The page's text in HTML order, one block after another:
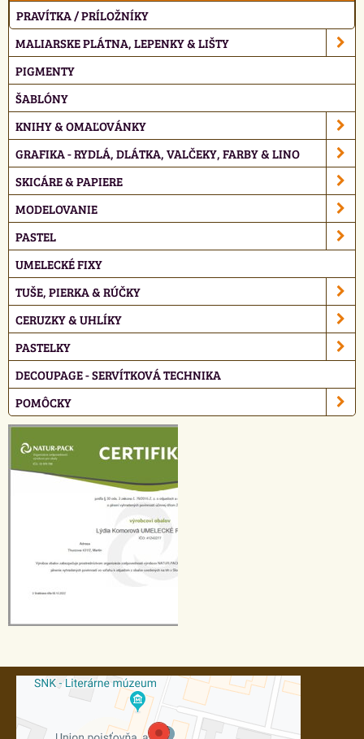
PRAVÍTKA / PRÍLOŽNÍKY
MALIARSKE PLÁTNA, LEPENKY & LIŠTY
PIGMENTY
ŠABLÓNY
KNIHY & OMAĽOVÁNKY
GRAFIKA - RYDLÁ, DLÁTKA, VALČEKY, FARBY & LINO
SKICÁRE & PAPIERE
MODELOVANIE
PASTEL
UMELECKÉ FIXY
TUŠE, PIERKA & RÚČKY
CERUZKY & UHLÍKY
PASTELKY
DECOUPAGE - SERVÍTKOVÁ TECHNIKA
POMÔCKY